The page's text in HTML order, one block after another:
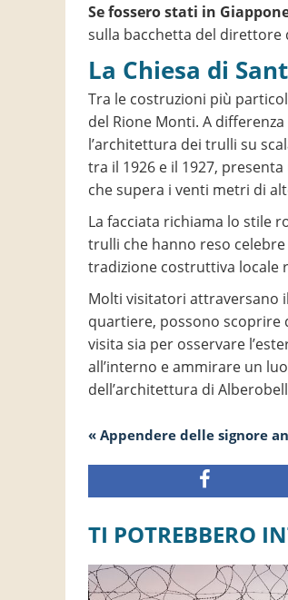
Se fossero stati in
sulla bacchetta del direttore
La Chiesa di
Tra le costruzioni più
del Rione Monti. A
l’architettura dei trulli su
tra il 1926 e il 1927,
che supera i venti metri di
La facciata richiama lo stile
trulli che hanno reso
tradizione costruttiva locale
Molti visitatori attraversano
quartiere, possono scoprire
visita sia per osservare
all’interno e ammirare un
dell’architettura di
« Appendere delle signore
TI POTREBBERO